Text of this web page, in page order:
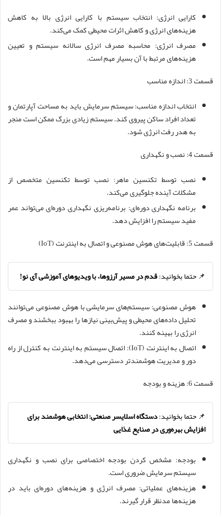
کارایی انرژی: انتخاب سیستم با کارایی انرژی بالا به کاهش
هزینه‌های انرژی و کاهش اثرات محیطی کمک می‌کند.
مصرف انرژی: محاسبه مصرف انرژی سالانه سیستم و تعیین
هزینه‌های مرتبط با آن بسیار مهم است.
قسمت 3: اندازه مناسب
انتخاب اندازه مناسب: سیستم سرمایش باید به مساحت آپارتمان و
تعداد افراد ساکن پیروی کند. سیستم زیادی بزرگ ممکن است منجر
به هدر رفت انرژی شود.
قسمت 4: نصب و نگهداری
نصب توسط تکنسین ماهر: نصب توسط تکنسین متخصص از
مشکلات آینده جلوگیری می‌کند.
برنامه نگهداری دوره‌ای: برنامه‌ریزی نگهداری دوره‌ای می‌تواند عمر
مفید سیستم را افزایش دهد.
قسمت 5: قابلیت‌های هوش مصنوعی و اتصال به اینترنت (IoT)
📌 حتما بخوانید:قدم در مسیر آرزوها، با ویدیوهای آموزشی آی نو!
هوش مصنوعی: سیستم‌های سرمایشی با هوش مصنوعی می‌توانند
تحلیل داده‌های محیطی و پیش‌بینی نیازها را بهبود ببخشند و مصرف
انرژی را بهینه کنند.
اتصال به اینترنت (IoT): اتصال سیستم به اینترنت به کنترل از راه
دور و مدیریت هوشمندتر دسترسی می‌دهد.
قسمت 6: هزینه و بودجه
📌 حتما بخوانید:دستگاه اسلایسر صنعتی: انتخابی هوشمند برای
افزایش بهره‌وری در صنایع غذایی
بودجه: مشخص کردن بودجه اختصاصی برای نصب و نگهداری
سیستم سرمایش ضروری است.
هزینه‌های عملیاتی: مصرف انرژی و هزینه‌های دوره‌ای باید در
هزینه‌ها مدنظر قرار گیرند.